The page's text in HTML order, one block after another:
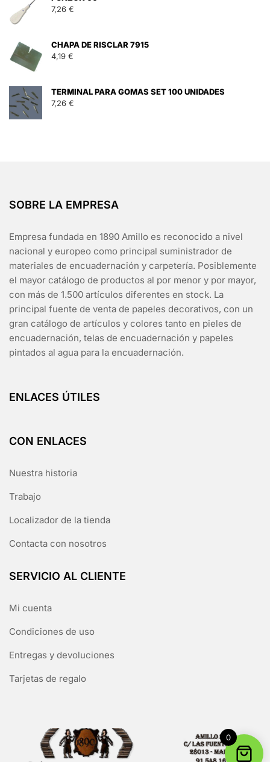
7,26 €
CHAPA DE RISCLAR 7915
4,19 €
TERMINAL PARA GOMAS SET 100 UNIDADES
7,26 €
SOBRE LA EMPRESA
Empresa fundada en 1890 Amillo es reconocido a nivel
nacional y europeo como principal suministrador de
materiales de encuadernación y carpetería. Posiblemente
el mayor catálogo de productos al por menor y por mayor,
con más de 1.500 artículos diferentes en stock. La
principal fuente de venta de papeles decorativos, con un
gran catálogo de artículos y colores tanto en pieles de
encuadernación, telas de encuadernación y papeles
pintados al agua para la encuadernación.
ENLACES ÚTILES
CON ENLACES
Nuestra historia
Trabajo
Localizador de la tienda
Contacta con nosotros
SERVICIO AL CLIENTE
Mi cuenta
Condiciones de uso
Entregas y devoluciones
Tarjetas de regalo
0